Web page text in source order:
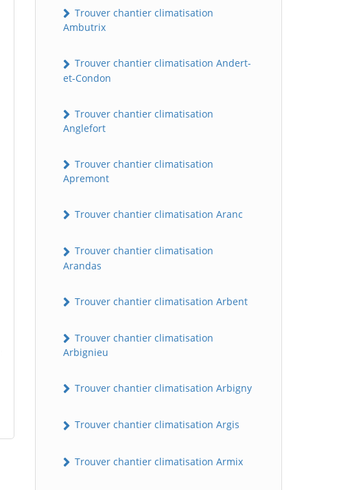
Trouver chantier climatisation
Ambutrix
Trouver chantier climatisation Andert-
et-Condon
Trouver chantier climatisation
Anglefort
Trouver chantier climatisation
Apremont
Trouver chantier climatisation Aranc
Trouver chantier climatisation
Arandas
Trouver chantier climatisation Arbent
Trouver chantier climatisation
Arbignieu
Trouver chantier climatisation Arbigny
Trouver chantier climatisation Argis
Trouver chantier climatisation Armix